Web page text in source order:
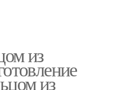
из
из